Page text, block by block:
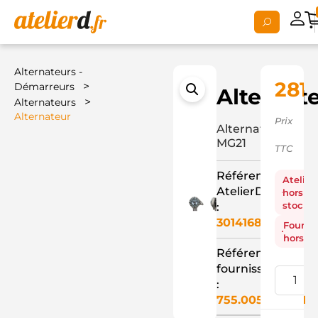
Alternateurs -
Démarreurs
>
Alternateurs >
Alternateur
Alternateur
MG21
Référence
AtelierD
:
3014168
Référence
fournisseur
:
755.005.065.311
Prix
TTC
Atelier
hors
stock
hors